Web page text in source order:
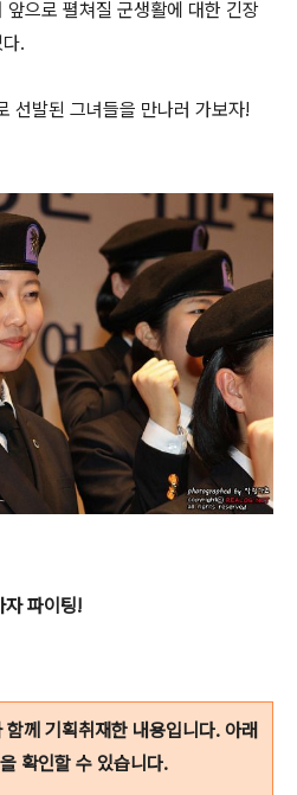
앞으로 펼쳐질 군생활에 대한 긴장
.
선발된 그녀들을 만나러 가보자!
파이팅!
께 기획취재한 내용입니다. 아래
확인할 수 있습니다.